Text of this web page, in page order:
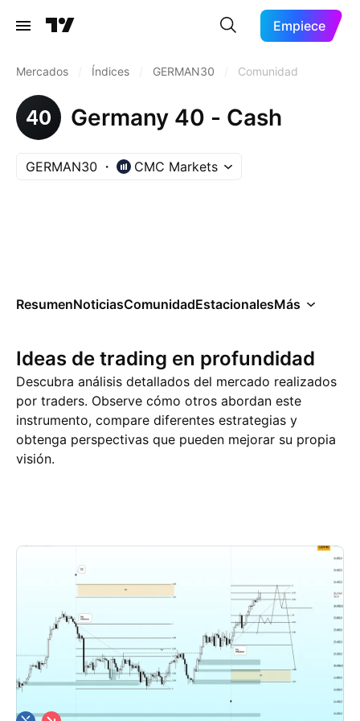
Empiece
Mercados Índices GERMAN30 Comunidad
Germany 40 - Cash
GERMAN30 CMC Markets
ResumenNoticiasComunidadEstacionalesMás
Ideas de trading en profundidad
Descubra análisis detallados del mercado realizados
por traders. Observe cómo otros abordan este
instrumento, compare diferentes estrategias y
obtenga perspectivas que pueden mejorar su propia
visión.
C